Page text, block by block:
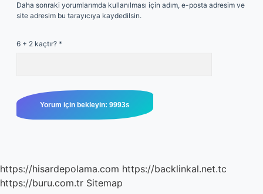
Daha sonraki yorumlarımda kullanılması için adım, e-posta adresim ve
site adresim bu tarayıcıya kaydedilsin.
6 + 2 kaçtır? *
https://hisardepolama.com https://backlinkal.net.tc
https://buru.com.tr Sitemap